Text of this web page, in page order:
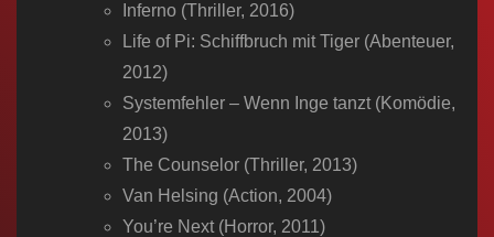
Inferno (Thriller, 2016)
Life of Pi: Schiffbruch mit Tiger (Abenteuer,
2012)
Systemfehler – Wenn Inge tanzt (Komödie,
2013)
The Counselor (Thriller, 2013)
Van Helsing (Action, 2004)
You’re Next (Horror, 2011)